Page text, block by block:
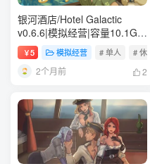
银河酒店/Hotel Galactic
v0.6.6|模拟经营|容量10.1GB|
免安装绿色中文版
￥5 模拟经营 # 单人 # 休闲
2个月前 2